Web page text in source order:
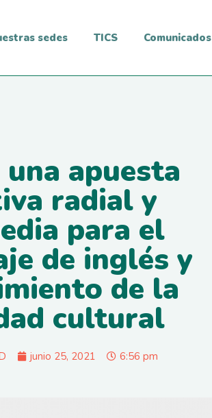
sedes TICS Comunicados
una apuesta
radial y
para el
de inglés y
de la
cultural
junio 25, 2021 6:56 pm